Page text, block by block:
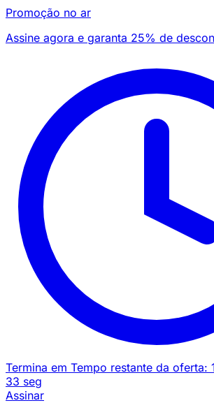
Promoção no ar
Assine agora e garanta 25% de
Termina em Tempo restante da oferta:
33 seg
Assinar